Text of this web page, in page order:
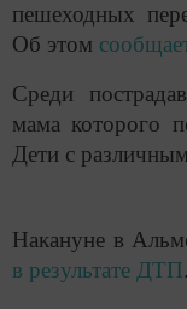
пешеходных
Об этом
Среди
мама которого
Дети с
Накануне в
в результате ДТП.